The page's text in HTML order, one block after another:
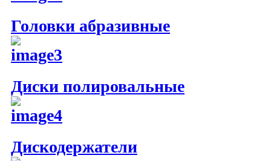
Головки абразивные
Диски полировальные
Дискодержатели